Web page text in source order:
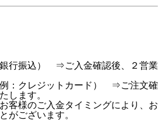
行振込） ⇒ご入金確認後、２営業
例：クレジットカード） ⇒ご注文確
します。
客様のご入金タイミングにより、お
がございます。